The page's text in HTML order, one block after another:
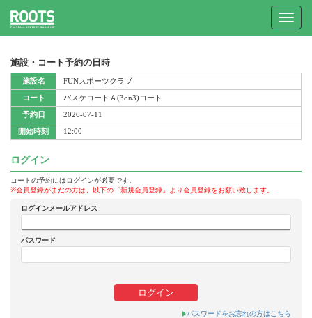
Toggle
施設・コート予約の日時
施設名
コート
予約日
開始時刻
FUNスポーツクラブ
バスケコートＡ(3on3)コート
2026-07-11
12:00
ログイン
コートの予約にはログインが必要です。
※会員登録がまだの方は、以下の「新規会員登録」より会員登録をお願い致します。
ログインメールアドレス
パスワード
パスワードをお忘れの方はこちら